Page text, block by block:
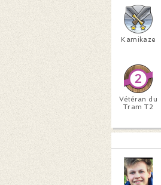
Kamikaze
Vétéran du
Tram T2